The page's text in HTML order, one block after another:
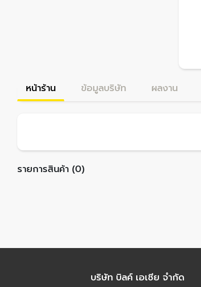
หน้าร้าน ข้อมูลบริษัท ผลงาน
รายการสินค้า (0)
บริษัท บิลค์ เอเชีย จำกัด